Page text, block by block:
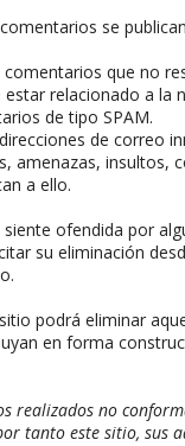
se
que no
relacionado a la
de tipo SPAM.
de correo
amenazas, insultos,
a ello.
siente ofendida por
su eliminación
podrá eliminar
en forma
realizados no
tanto este sitio, sus